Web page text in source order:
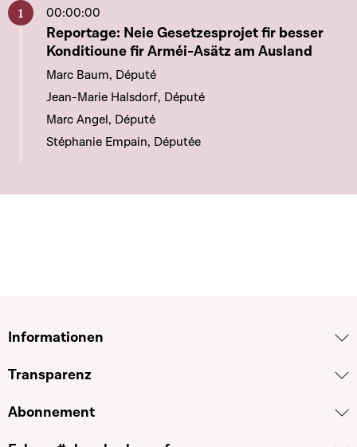
00:00:00
Aller à ce chapitre
Reportage: Neie Gesetzesprojet fir besser
Konditioune fir Arméi-Asätz am Ausland
Marc Baum, Député
Jean-Marie Halsdorf, Député
Marc Angel, Député
Stéphanie Empain, Députée
Informationen
Transparenz
Abonnement